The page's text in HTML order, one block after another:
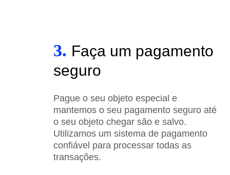
3. Faça um pagamento
seguro
Pague o seu objeto especial e
mantemos o seu pagamento seguro até
o seu objeto chegar são e salvo.
Utilizamos um sistema de pagamento
confiável para processar todas as
transações.